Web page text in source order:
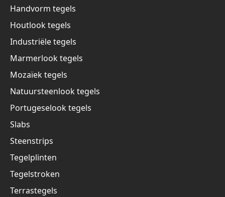
Handvorm tegels
Houtlook tegels
Industriële tegels
Marmerlook tegels
Mozaïek tegels
Natuursteenlook tegels
Portugeselook tegels
Slabs
Steenstrips
Tegelplinten
Tegelstroken
Terrastegels